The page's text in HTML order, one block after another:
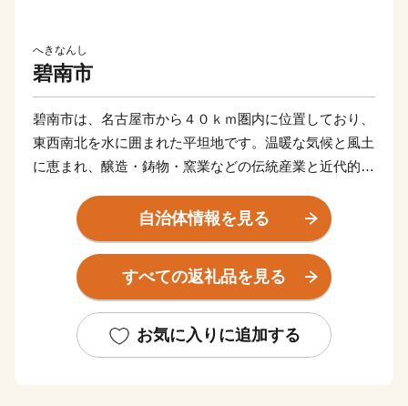
へきなんし
碧南市
碧南市は、名古屋市から４０ｋｍ圏内に位置しており、
東西南北を水に囲まれた平坦地です。温暖な気候と風土
に恵まれ、醸造・鋳物・窯業などの伝統産業と近代的な
と調和のとれた産業構造となっています。
自治体情報を見る
すべての返礼品を見る
お気に入りに追加する